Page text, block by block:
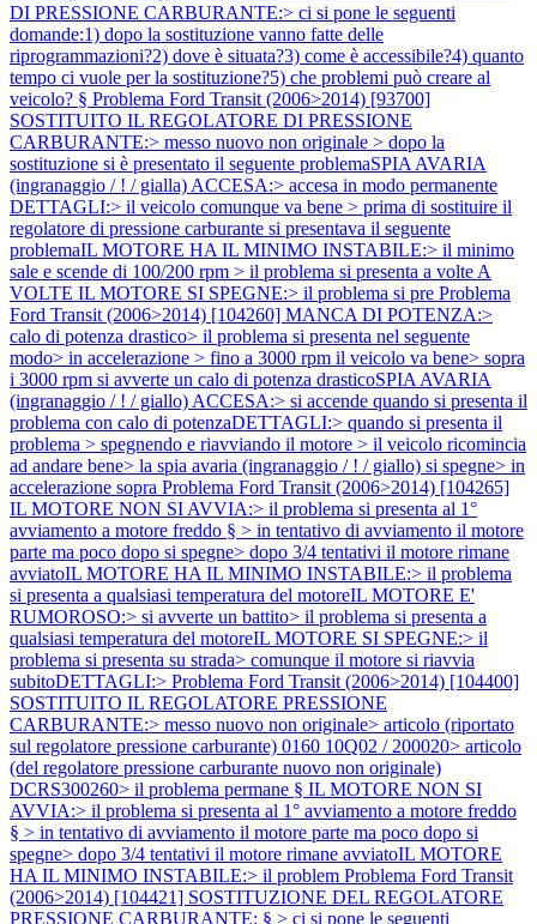
DI PRESSIONE CARBURANTE:> ci si pone le seguenti
domande:1) dopo la sostituzione vanno fatte delle
riprogrammazioni?2) dove è situata?3) come è accessibile?4) quanto
tempo ci vuole per la sostituzione?5) che problemi può creare al
veicolo? § Problema Ford Transit (2006>2014) [93700]
SOSTITUITO IL REGOLATORE DI PRESSIONE
CARBURANTE:> messo nuovo non originale > dopo la
sostituzione si è presentato il seguente problemaSPIA AVARIA
(ingranaggio / ! / gialla) ACCESA:> accesa in modo permanente
DETTAGLI:> il veicolo comunque va bene > prima di sostituire il
regolatore di pressione carburante si presentava il seguente
problemaIL MOTORE HA IL MINIMO INSTABILE:> il minimo
sale e scende di 100/200 rpm > il problema si presenta a volte A
VOLTE IL MOTORE SI SPEGNE:> il problema si pre Problema
Ford Transit (2006>2014) [104260] MANCA DI POTENZA:>
calo di potenza drastico> il problema si presenta nel seguente
modo> in accelerazione > fino a 3000 rpm il veicolo va bene> sopra
i 3000 rpm si avverte un calo di potenza drasticoSPIA AVARIA
(ingranaggio / ! / giallo) ACCESA:> si accende quando si presenta il
problema con calo di potenzaDETTAGLI:> quando si presenta il
problema > spegnendo e riavviando il motore > il veicolo ricomincia
ad andare bene> la spia avaria (ingranaggio / ! / giallo) si spegne> in
accelerazione sopra Problema Ford Transit (2006>2014) [104265]
IL MOTORE NON SI AVVIA:> il problema si presenta al 1°
avviamento a motore freddo § > in tentativo di avviamento il motore
parte ma poco dopo si spegne> dopo 3/4 tentativi il motore rimane
avviatoIL MOTORE HA IL MINIMO INSTABILE:> il problema
si presenta a qualsiasi temperatura del motoreIL MOTORE E'
RUMOROSO:> si avverte un battito> il problema si presenta a
qualsiasi temperatura del motoreIL MOTORE SI SPEGNE:> il
problema si presenta su strada> comunque il motore si riavvia
subitoDETTAGLI:> Problema Ford Transit (2006>2014) [104400]
SOSTITUITO IL REGOLATORE PRESSIONE
CARBURANTE:> messo nuovo non originale> articolo (riportato
sul regolatore pressione carburante) 0160 10Q02 / 200020> articolo
(del regolatore pressione carburante nuovo non originale)
DCRS300260> il problema permane § IL MOTORE NON SI
AVVIA:> il problema si presenta al 1° avviamento a motore freddo
§ > in tentativo di avviamento il motore parte ma poco dopo si
spegne> dopo 3/4 tentativi il motore rimane avviatoIL MOTORE
HA IL MINIMO INSTABILE:> il problem Problema Ford Transit
(2006>2014) [104421] SOSTITUZIONE DEL REGOLATORE
PRESSIONE CARBURANTE: § > ci si pone le seguenti